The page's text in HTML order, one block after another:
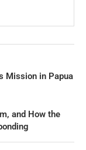
Mission in Papua
and How the